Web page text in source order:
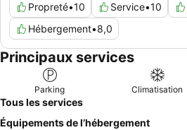
Propreté•10 Service•10
Hébergement•8,0
Principaux services
Parking Climatisation
Tous les services
Équipements de l’hébergement